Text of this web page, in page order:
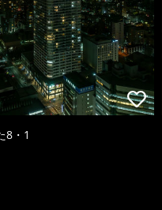
8・1